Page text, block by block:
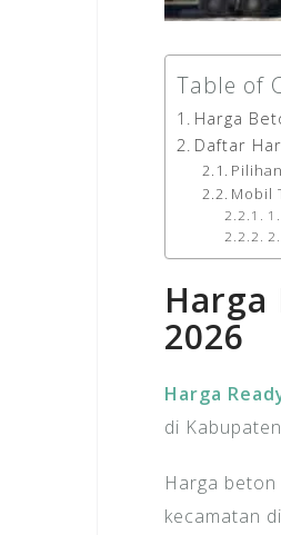
Table of
Harga
Daftar
Mobil
2026
Harga
di
Harga
kecamatan